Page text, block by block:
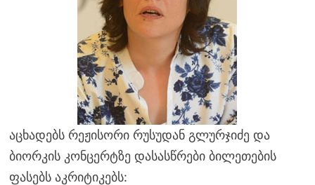
აცხადებს რეჟისორი რუსუდან გლურჯიძე და
ბიორკის კონცერტზე დასასწრები ბილეთების
ფასებს აკრიტიკებს: